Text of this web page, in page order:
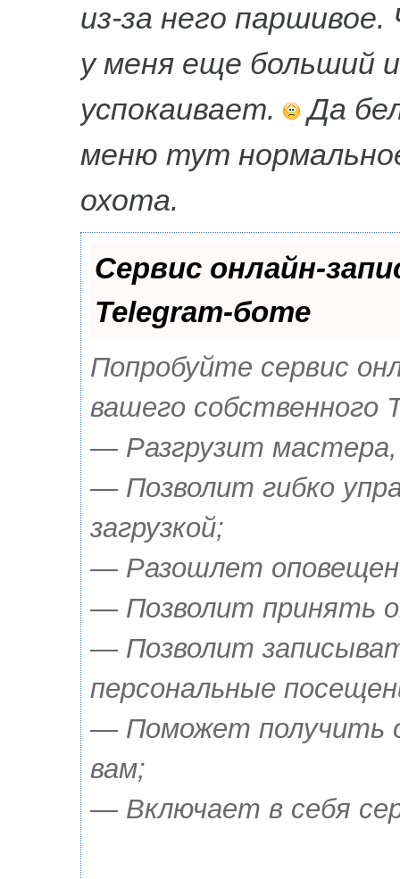
из-за него
у меня еще больший
успокаивает.
Да
меню тут
охота.
Сервис онлайн-
Telegram-боте
Попробуйте сервис
вашего собственного
— Разгрузит
— Позволит гибко
загрузкой;
— Разошлет
— Позволит принять
— Позволит
персональные
— Поможет получить
вам;
— Включает в себя